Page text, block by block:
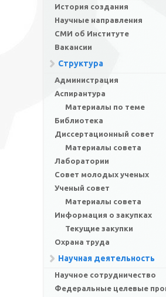
История создания
Научные направления
СМИ об Институте
Вакансии
Структура
Администрация
Аспирантура
Материалы по теме
Библиотека
Диссертационный совет
Материалы совета
Лаборатории
Совет молодых ученых
Ученый совет
Материалы совета
Информация о закупках
Текущие закупки
Охрана труда
Научная деятельность
Научное сотрудничество
Федеральные целевые